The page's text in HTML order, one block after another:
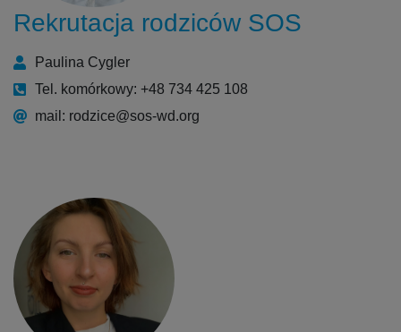
Rekrutacja rodziców SOS
Paulina Cygler
Tel. komórkowy: +48 734 425 108
mail: rodzice@sos-wd.org